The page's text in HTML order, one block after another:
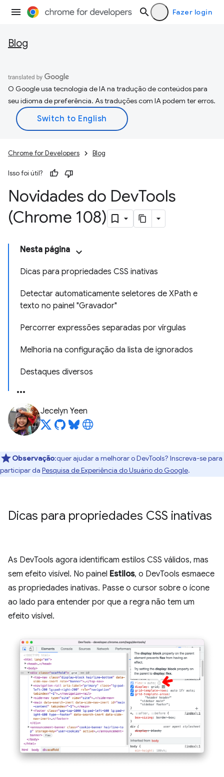
Fazer login
Blog
O Google usa tecnologia de IA na tradução de conteúdos para
seu idioma de preferência. As traduções com IA podem ter erros.
Chrome for Developers Blog
Isso foi útil?
Novidades do DevTools
(Chrome 108)
Nesta página
Dicas para propriedades CSS inativas
Detectar automaticamente seletores de XPath e
texto no painel "Gravador"
Percorrer expressões separadas por vírgulas
Melhoria na configuração da lista de ignorados
Destaques diversos
Jecelyn Yeen
Observação:quer ajudar a melhorar o DevTools? Inscreva-se para
participar da Pesquisa de Experiência do Usuário do Google.
Dicas para propriedades CSS inativas
As DevTools agora identificam estilos CSS válidos, mas
sem efeito visível. No painel Estilos, o DevTools esmaece
as propriedades inativas. Passe o cursor sobre o ícone
ao lado para entender por que a regra não tem um
efeito visível.